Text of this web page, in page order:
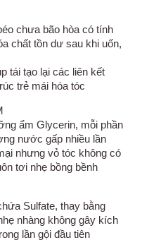
chưa bão hòa có tính
chất tồn dư sau khi uốn,
tái tạo lại các liên kết
trẻ mái hóa tóc
ẩm Glycerin, mỗi phần
nước gấp nhiều lần
nhưng vỏ tóc không có
tơi nhẹ bồng bềnh
Sulfate, thay bằng
nhàng không gây kích
lần gội đầu tiên